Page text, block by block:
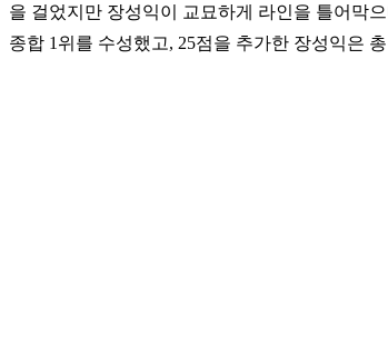
을 걸었지만 장성익이 교묘하게 라인을 틀어막
종합 1위를 수성했고, 25점을 추가한 장성익은